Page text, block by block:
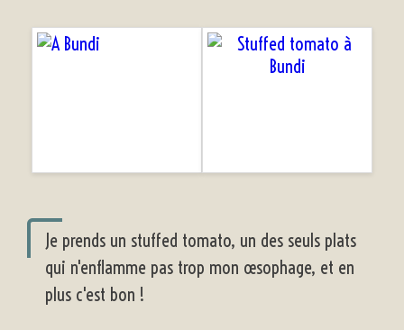
Je prends un stuffed tomato, un des seuls plats
qui n'enflamme pas trop mon œsophage, et en
plus c'est bon !